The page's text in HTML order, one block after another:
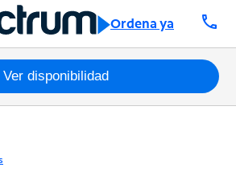
Ordena ya call
Ver disponibilidad